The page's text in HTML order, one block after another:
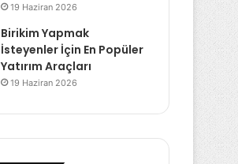
19 Haziran 2026
Birikim Yapmak
İsteyenler İçin En Popüler
Yatırım Araçları
19 Haziran 2026